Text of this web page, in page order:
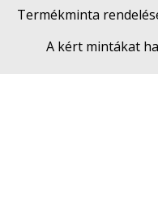
Termékminta
A kért mintákat